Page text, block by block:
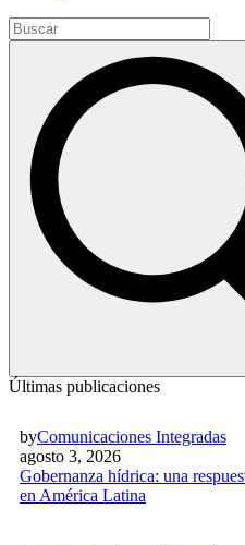
Últimas publicaciones
byComunicaciones Integradas
agosto 3, 2026
Gobernanza hídrica: una
en América Latina